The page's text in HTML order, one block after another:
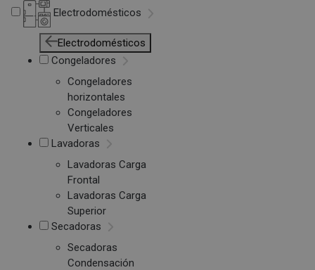
Electrodomésticos
Electrodomésticos
Congeladores
Congeladores
horizontales
Congeladores
Verticales
Lavadoras
Lavadoras Carga
Frontal
Lavadoras Carga
Superior
Secadoras
Secadoras
Condensación